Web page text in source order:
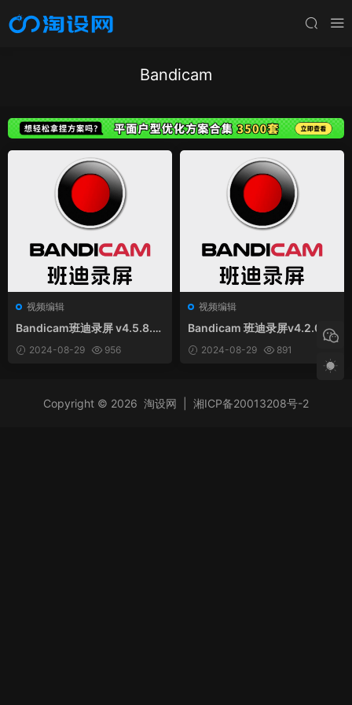
Bandicam
视频编辑
Bandicam班迪录屏 v4.5.8.16
73 VIP免激活绿色便携版
2024-08-29 956
视频编辑
Bandicam 班迪录屏v4.2.0.14
39 官方版及绿色便携版
2024-08-29 891
Copyright © 2026 淘设网 湘ICP备20013208号-2